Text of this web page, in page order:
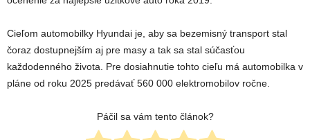
Cieľom automobilky Hyundai je, aby sa bezemisný transport stal
čoraz dostupnejším aj pre masy a tak sa stal súčasťou
každodenného života. Pre dosiahnutie tohto cieľu má automobilka v
pláne od roku 2025 predávať 560 000 elektromobilov ročne.
Páčil sa vám tento článok?